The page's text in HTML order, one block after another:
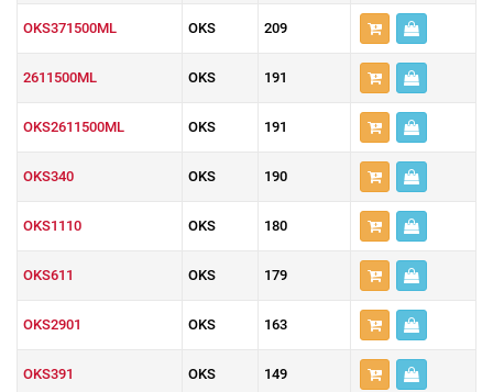
OKS371500ML OKS 209
2611500ML OKS 191
OKS2611500ML OKS 191
OKS340 OKS 190
OKS1110 OKS 180
OKS611 OKS 179
OKS2901 OKS 163
OKS391 OKS 149